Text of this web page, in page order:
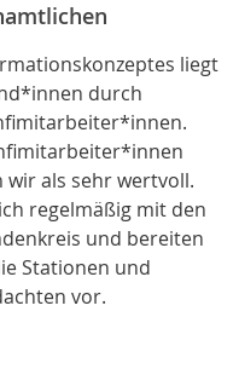
liegt
durch
als sehr wertvoll.
regelmäßig mit den
und bereiten
Stationen und
vor.